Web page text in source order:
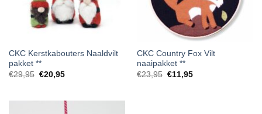
CKC Kerstkabouters Naaldvilt
pakket **
€29,95 Oorspronkelijke
€20,95Huidige
CKC Country Fox Vilt
naaipakket **
€23,95 Oorspronkelijke
€11,95Huidige